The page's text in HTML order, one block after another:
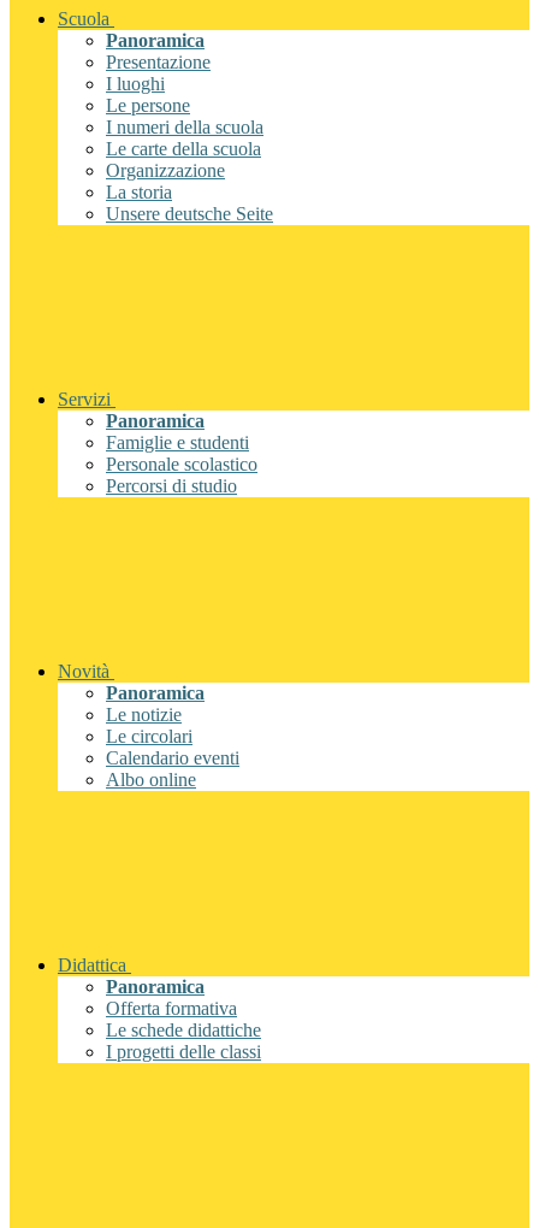
Scuola
Panoramica
Presentazione
I luoghi
Le persone
I numeri della scuola
Le carte della scuola
Organizzazione
La storia
Unsere deutsche Seite
Servizi
Panoramica
Famiglie e studenti
Personale scolastico
Percorsi di studio
Novità
Panoramica
Le notizie
Le circolari
Calendario eventi
Albo online
Didattica
Panoramica
Offerta formativa
Le schede didattiche
I progetti delle classi